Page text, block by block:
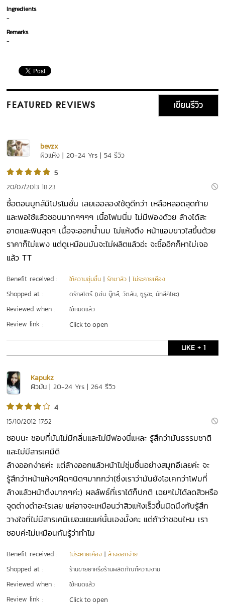
Ingredients
-
Remarks
-
FEATURED REVIEWS เขียนรีวิว
bevzx
ผิวแห้ง | 20-24 Yrs | 54 รีวิว
5
20/07/2013 18:23
ซื้อตอนบูทส์มีโปรโมชั่น เลยเออลองใช้ดูดีกว่า เหลือหลอดสุดท้าย
และพอใช้แล้วชอบมากๆๆๆๆ เนื้อโฟมนิ่ม ไม่มีฟองด้วย ล้างได้สะ
อาดและฟินสุดๆ เนื้อจะออกน้ำนม ไม่แห้งตึง หน้าแอบขาวใสขึ้นด้วย
ราคาก็ไม่แพง แต่ดูเหมือนมันจะไม่ผลิตแล้วอ่ะ จะซื้ออีกก็หาไม่เจอ
แล้ว TT
Benefit received : ให้ความชุ่มชื้น |รักษาสิว |ไม่ระคายเคือง
Shopped at : ดรักสโตร์ (เช่น บู๊ทส์, วัตสัน, ซูรูฮะ, มัทสึคิโยะ)
Reviewed when : ใช้หมดแล้ว
Review link : Click to open
LIKE + 1
Kapukz
ผิวมัน | 20-24 Yrs | 264 รีวิว
4
15/10/2012 17:52
ชอบนะ ชอบที่มันไม่มีกลิ่นและไม่มีฟองนี่แหละ รู้สึกว่ามันธรรมชาติ
และไม่มีสารเคมีดี
ล้างออกง่ายค่ะ แต่ล้างออกแล้วหน้าไม่ชุ่มชื่นอย่างสมูทอีเลยค่ะ จะ
รู้สึกว่าหน้าแห้งๆฝืดๆนิดๆมากกว่า(ซึ่งเราว่ามันยังโอเคกว่าโฟมที่
ล้างแล้วหน้าตึงมากๆค่ะ) ผลลัพธ์ที่เราได้ก็ปกติ เฉยๆไม่ได้ลดสิวหรือ
จุดด่างดำอะไรเลย แค่อาจจะเหมือนว่าสิวแห้งเร็วขึ้นนิดนึงกับรู้สึก
วางใจที่ไม่มีสารเคมีเยอะแยะแค่นั้นเองมั้งคะ แต่ถ้าว่าชอบไหม เรา
ชอบค่ะไม่เหมือนกันรู้ว่าทำไม
Benefit received : ไม่ระคายเคือง |ล้างออกง่าย
Shopped at : ร้านขายยาหรือร้านผลิตภัณฑ์ความงาม
Reviewed when : ใช้หมดแล้ว
Review link : Click to open